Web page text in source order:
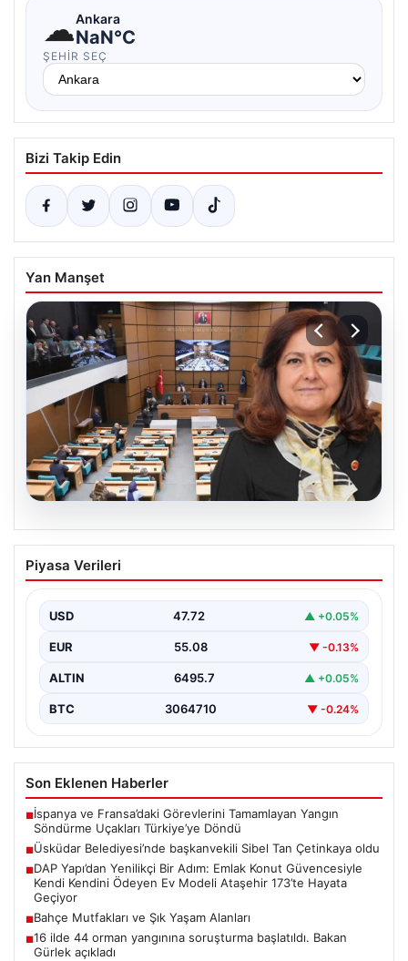
☁Ankara
NaN°C
ŞEHIR SEÇ
Bizi Takip Edin
Yan Manşet
05.08.2026
Üsküdar Belediyesi’nde başkanvekili
Sibel Tan Çetinkaya oldu
Piyasa Verileri
USD 47.72 ▲ +0.05%
EUR 55.08 ▼ -0.13%
ALTIN 6495.7 ▲ +0.05%
BTC 3064710 ▼ -0.24%
Son Eklenen Haberler
■İspanya ve Fransa’daki Görevlerini Tamamlayan Yangın
Söndürme Uçakları Türkiye’ye Döndü
■Üsküdar Belediyesi’nde başkanvekili Sibel Tan Çetinkaya oldu
■DAP Yapı’dan Yenilikçi Bir Adım: Emlak Konut Güvencesiyle
Kendi Kendini Ödeyen Ev Modeli Ataşehir 173’te Hayata
Geçiyor
■Bahçe Mutfakları ve Şık Yaşam Alanları
■16 ilde 44 orman yangınına soruşturma başlatıldı. Bakan
Gürlek açıkladı